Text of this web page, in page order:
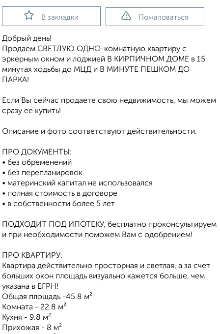
В закладки Пожаловаться
Добрый день!
Продаем СВЕТЛУЮ ОДНО-комнатную квартиру с
эркерным окном и лоджией В КИРПИЧНОМ ДОМЕ в 15
минутах ходьбы до МЦД и В МИНУТЕ ПЕШКОМ ДО
ПАРКА!
Если Вы сейчас продаете свою недвижимость, мы можем
сразу ее купить!
Описание и фото соответствуют действительности.
ПРО ДОКУМЕНТЫ:
• без обременений
• без перепланировок
• материнский капитал не использовался
• полная стоимость в договоре
• в собственности более 5 лет
ПОДХОДИТ ПОД ИПОТЕКУ, бесплатно проконсультируем
и при необходимости поможем Вам с одобрением!
ПРО КВАРТИРУ:
Квартира действительно просторная и светлая, а за счет
больших окон площадь визуально кажется больше, чем
указана в ЕГРН!
Общая площадь -45.8 м²
Комната - 22.8 м²
Кухня - 9.8 м²
Прихожая - 8 м²